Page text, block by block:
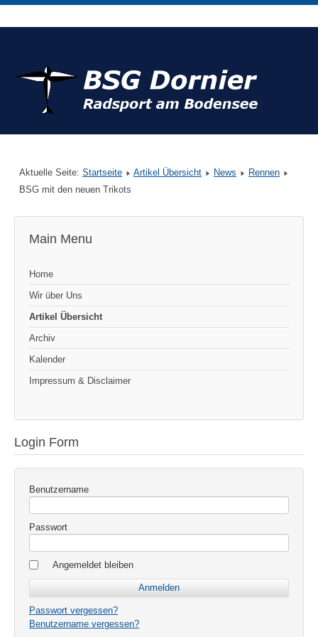
Aktuelle Seite: Startseite Artikel Übersicht News
Rennen
BSG mit den neuen Trikots
Main Menu
Home
Wir über Uns
Artikel Übersicht
Archiv
Kalender
Impressum & Disclaimer
Login Form
Benutzername
Passwort
Angemeldet bleiben
Passwort vergessen?
Benutzername vergessen?